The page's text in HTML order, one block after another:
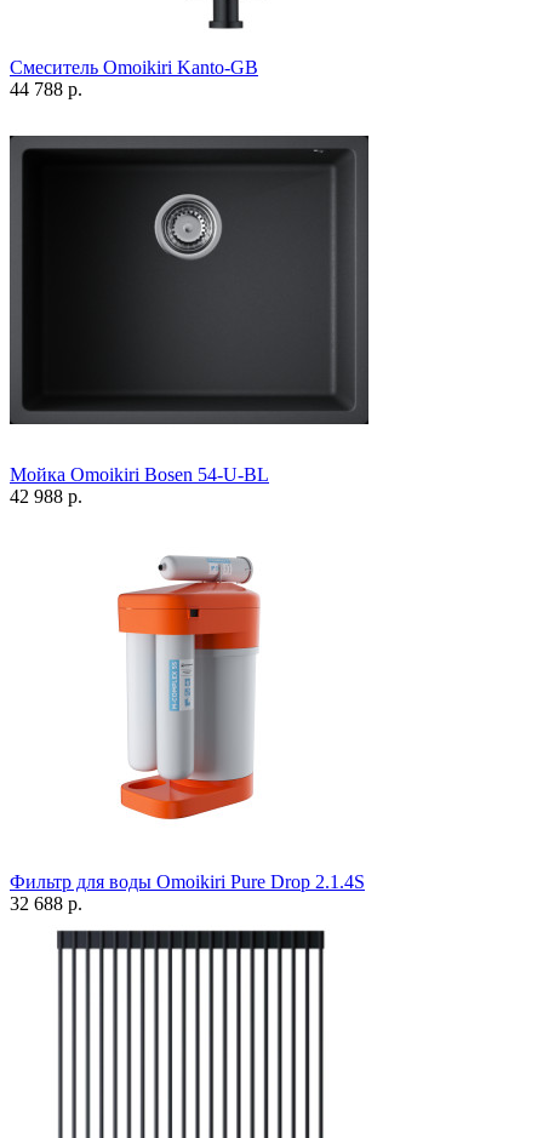
Смеситель Omoikiri Kanto-GB
44 788 р.
Мойка Omoikiri Bosen 54-U-BL
42 988 р.
Фильтр для воды Omoikiri Pure Drop 2.1.4S
32 688 р.